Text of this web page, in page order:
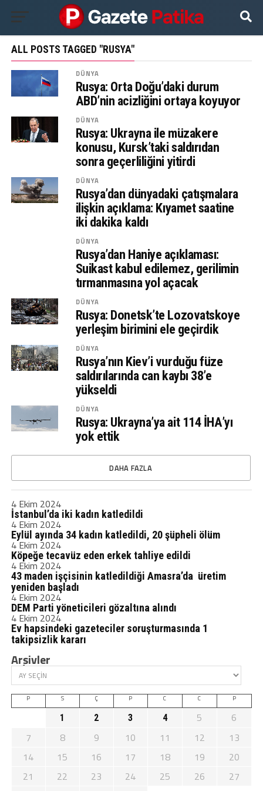
ALL POSTS TAGGED "RUSYA"
DÜNYA
Rusya: Orta Doğu’daki durum
ABD’nin acizliğini ortaya koyuyor
DÜNYA
Rusya: Ukrayna ile müzakere
konusu, Kursk’taki saldırıdan
sonra geçerliliğini yitirdi
DÜNYA
Rusya’dan dünyadaki çatışmalara
ilişkin açıklama: Kıyamet saatine
iki dakika kaldı
DÜNYA
Rusya’dan Haniye açıklaması:
Suikast kabul edilemez, gerilimin
tırmanmasına yol açacak
DÜNYA
Rusya: Donetsk’te Lozovatskoye
yerleşim birimini ele geçirdik
DÜNYA
Rusya’nın Kiev’i vurduğu füze
saldırılarında can kaybı 38’e
yükseldi
DÜNYA
Rusya: Ukrayna’ya ait 114 İHA’yı
yok ettik
DAHA FAZLA
4 Ekim 2024
İstanbul’da iki kadın katledildi
4 Ekim 2024
Eylül ayında 34 kadın katledildi, 20 şüpheli ölüm
4 Ekim 2024
Köpeğe tecavüz eden erkek tahliye edildi
4 Ekim 2024
43 maden işçisinin katledildiği Amasra’da üretim
yeniden başladı
4 Ekim 2024
DEM Parti yöneticileri gözaltına alındı
4 Ekim 2024
Ev hapsindeki gazeteciler soruşturmasında 1
takipsizlik kararı
Arşivler
P S Ç P C C P
1 2 3 4 5
6
7
8 9 10 11 12
13
14
15 16 17 18 19
20
21
22 23 24 25 26
27